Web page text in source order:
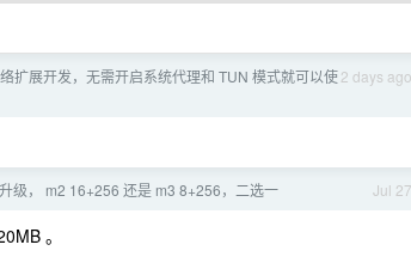
2 days ago
扩展开发，无需开启系统代理和 TUN 模式就可以使
Jul 27
级， m2 16+256 还是 m3 8+256，二选一
。